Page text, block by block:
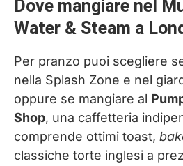
Dove mangiare nel
Water & Steam a
Per pranzo puoi scegliere
nella Splash Zone e nel
oppure se mangiare al
Shop, una caffetteria
comprende ottimi toast,
classiche torte inglesi a